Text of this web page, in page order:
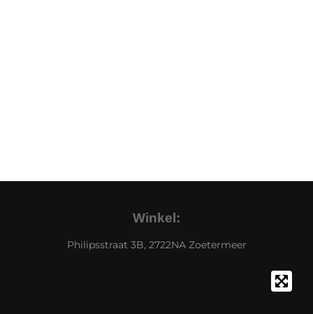
Winkel:
Philipsstraat 3B, 2722NA Zoetermeer